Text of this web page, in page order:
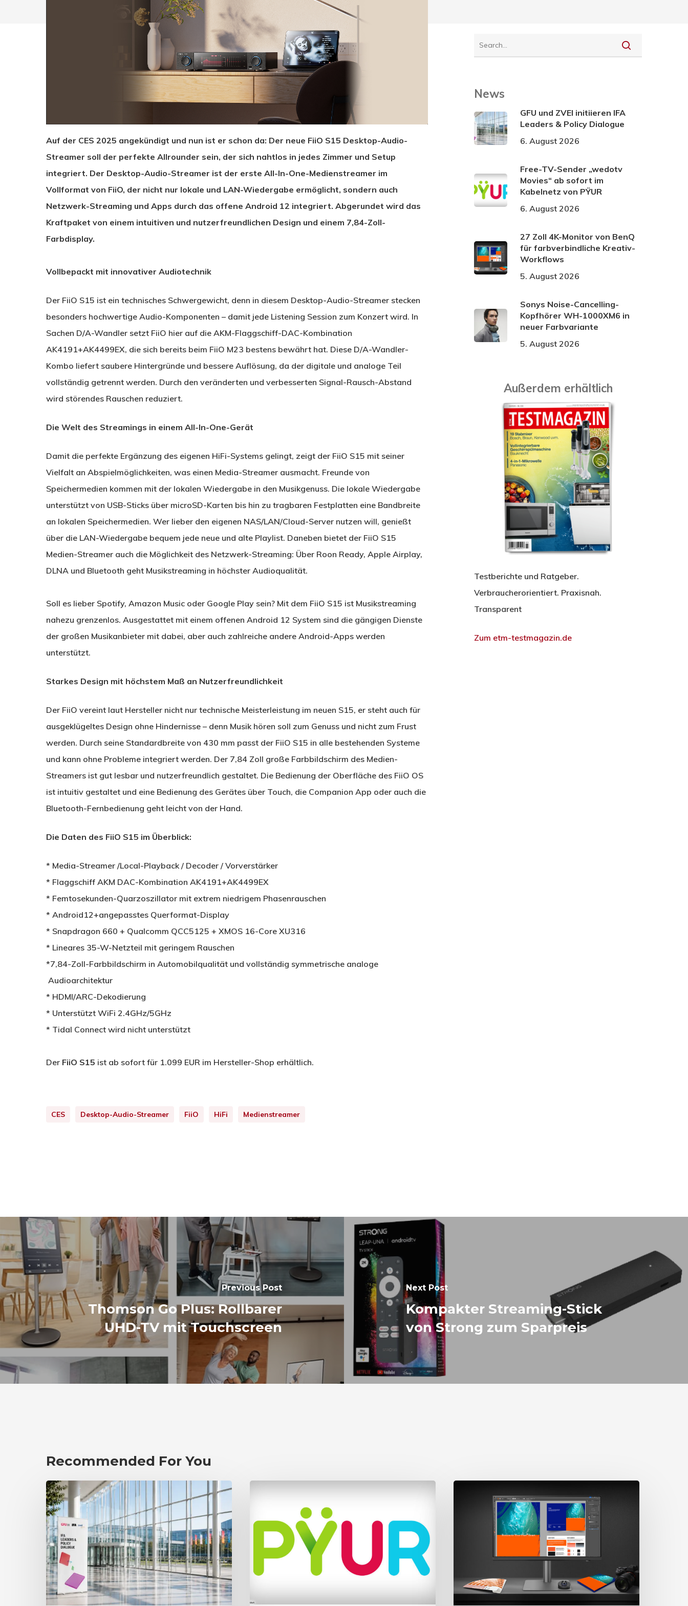
Drücken Sie Enter zum Suchen oder ESC zum Schließen.
Auf der CES 2025 angekündigt und nun ist er schon da: Der neue FiiO S15 Desktop-Audio-
Streamer soll der perfekte Allrounder sein, der sich nahtlos in jedes Zimmer und Setup
integriert. Der Desktop-Audio-Streamer ist der erste All-In-One-Medienstreamer im
Vollformat von FiiO, der nicht nur lokale und LAN-Wiedergabe ermöglicht, sondern auch
Netzwerk-Streaming und Apps durch das offene Android 12 integriert. Abgerundet wird das
Kraftpaket von einem intuitiven und nutzerfreundlichen Design und einem 7,84-Zoll-
Farbdisplay.
Vollbepackt mit innovativer Audiotechnik
Der FiiO S15 ist ein technisches Schwergewicht, denn in diesem Desktop-Audio-Streamer stecken
besonders hochwertige Audio-Komponenten – damit jede Listening Session zum Konzert wird. In
Sachen D/A-Wandler setzt FiiO hier auf die AKM-Flaggschiff-DAC-Kombination
AK4191+AK4499EX, die sich bereits beim FiiO M23 bestens bewährt hat. Diese D/A-Wandler-
Kombo liefert saubere Hintergründe und bessere Auflösung, da der digitale und analoge Teil
vollständig getrennt werden. Durch den veränderten und verbesserten Signal-Rausch-Abstand
wird störendes Rauschen reduziert.
Die Welt des Streamings in einem All-In-One-Gerät
Damit die perfekte Ergänzung des eigenen HiFi-Systems gelingt, zeigt der FiiO S15 mit seiner
Vielfalt an Abspielmöglichkeiten, was einen Media-Streamer ausmacht. Freunde von
Speichermedien kommen mit der lokalen Wiedergabe in den Musikgenuss. Die lokale Wiedergabe
unterstützt von USB-Sticks über microSD-Karten bis hin zu tragbaren Festplatten eine Bandbreite
an lokalen Speichermedien. Wer lieber den eigenen NAS/LAN/Cloud-Server nutzen will, genießt
über die LAN-Wiedergabe bequem jede neue und alte Playlist. Daneben bietet der FiiO S15
Medien-Streamer auch die Möglichkeit des Netzwerk-Streaming: Über Roon Ready, Apple Airplay,
DLNA und Bluetooth geht Musikstreaming in höchster Audioqualität.
Soll es lieber Spotify, Amazon Music oder Google Play sein? Mit dem FiiO S15 ist Musikstreaming
nahezu grenzenlos. Ausgestattet mit einem offenen Android 12 System sind die gängigen Dienste
der großen Musikanbieter mit dabei, aber auch zahlreiche andere Android-Apps werden
unterstützt.
Starkes Design mit höchstem Maß an Nutzerfreundlichkeit
Der FiiO vereint laut Hersteller nicht nur technische Meisterleistung im neuen S15, er steht auch für
ausgeklügeltes Design ohne Hindernisse – denn Musik hören soll zum Genuss und nicht zum Frust
werden. Durch seine Standardbreite von 430 mm passt der FiiO S15 in alle bestehenden Systeme
und kann ohne Probleme integriert werden. Der 7,84 Zoll große Farbbildschirm des Medien-
Streamers ist gut lesbar und nutzerfreundlich gestaltet. Die Bedienung der Oberfläche des FiiO OS
ist intuitiv gestaltet und eine Bedienung des Gerätes über Touch, die Companion App oder auch die
Bluetooth-Fernbedienung geht leicht von der Hand.
Die Daten des FiiO S15 im Überblick:
* Media-Streamer /Local-Playback / Decoder / Vorverstärker
* Flaggschiff AKM DAC-Kombination AK4191+AK4499EX
* Femtosekunden-Quarzoszillator mit extrem niedrigem Phasenrauschen
* Android12+angepasstes Querformat-Display
* Snapdragon 660 + Qualcomm QCC5125 + XMOS 16-Core XU316
* Lineares 35-W-Netzteil mit geringem Rauschen
*7,84-Zoll-Farbbildschirm in Automobilqualität und vollständig symmetrische analoge
Audioarchitektur
* HDMI/ARC-Dekodierung
* Unterstützt WiFi 2.4GHz/5GHz
* Tidal Connect wird nicht unterstützt
Der FiiO S15 ist ab sofort für 1.099 EUR im Hersteller-Shop erhältlich.
News
GFU und ZVEI initiieren IFA
Leaders & Policy Dialogue
6. August 2026
Free-TV-Sender „wedotv
Movies“ ab sofort im
Kabelnetz von PŸUR
6. August 2026
27 Zoll 4K-Monitor von BenQ
für farbverbindliche Kreativ-
Workflows
5. August 2026
Sonys Noise-Cancelling-
Kopfhörer WH-1000XM6 in
neuer Farbvariante
5. August 2026
Außerdem erhältlich
Testberichte und Ratgeber.
Verbraucherorientiert. Praxisnah.
Transparent
Zum etm-testmagazin.de
CES Desktop-Audio-Streamer FiiO HiFi Medienstreamer
Previous Post
Thomson Go Plus: Rollbarer
UHD-TV mit Touchscreen
Next Post
Kompakter Streaming-Stick
von Strong zum Sparpreis
Recommended For You